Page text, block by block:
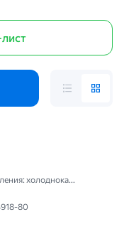
холоднока...
80